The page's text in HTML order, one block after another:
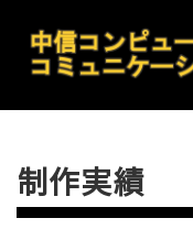
制作実績